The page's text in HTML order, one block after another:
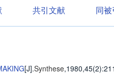
共引文献 同
[J].Synthese,1980,45(2)